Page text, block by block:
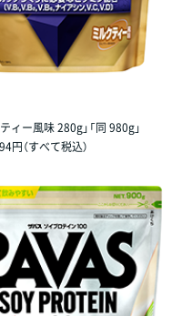
ー風味 280g」「同 980g」
円（すべて税込）